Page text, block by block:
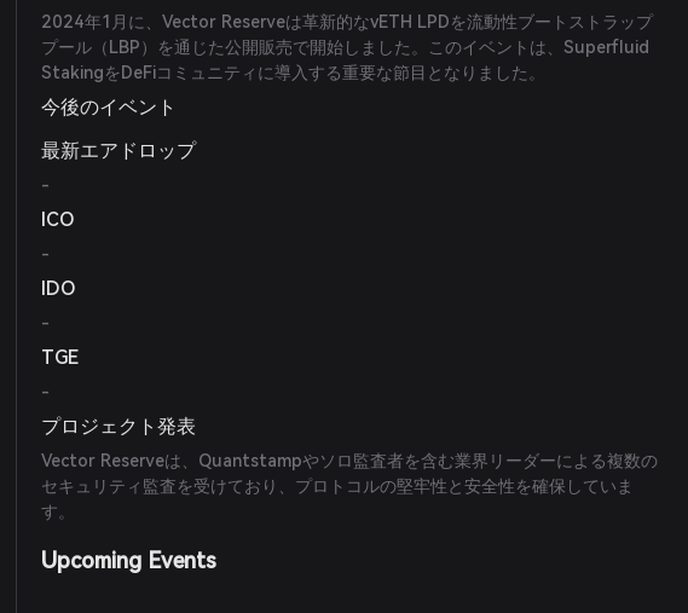
2024年1月に、Vector Reserveは革新的なvETH LPDを流動性ブートストラップ
プール（LBP）を通じた公開販売で開始しました。このイベントは、Superfluid
StakingをDeFiコミュニティに導入する重要な節目となりました。
今後のイベント
最新エアドロップ
-
ICO
-
IDO
-
TGE
-
プロジェクト発表
Vector Reserveは、Quantstampやソロ監査者を含む業界リーダーによる複数の
セキュリティ監査を受けており、プロトコルの堅牢性と安全性を確保していま
す。
Upcoming Events